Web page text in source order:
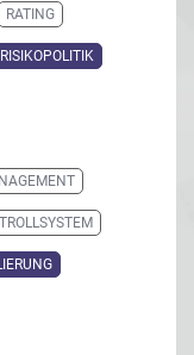
RATING
RISIKOPOLITIK